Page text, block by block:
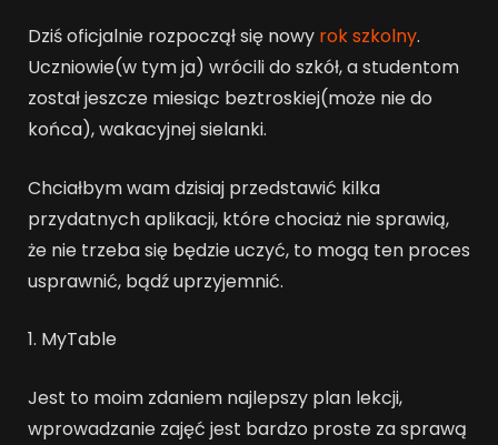
Dziś oficjalnie rozpoczął się nowy rok szkolny.
Uczniowie(w tym ja) wrócili do szkół, a studentom
został jeszcze miesiąc beztroskiej(może nie do
końca), wakacyjnej sielanki.
Chciałbym wam dzisiaj przedstawić kilka
przydatnych aplikacji, które chociaż nie sprawią,
że nie trzeba się będzie uczyć, to mogą ten proces
usprawnić, bądź uprzyjemnić.
1. MyTable
Jest to moim zdaniem najlepszy plan lekcji,
wprowadzanie zajęć jest bardzo proste za sprawą